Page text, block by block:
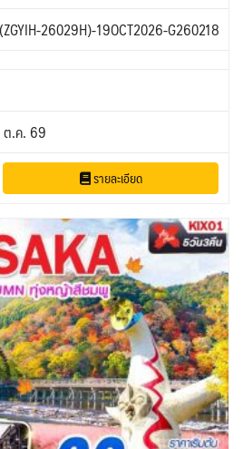
26029H)-19OCT2026-G260218
ต.ค. 69
รายละเอียด